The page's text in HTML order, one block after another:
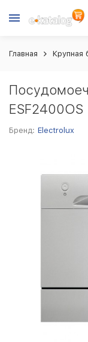
Главная Крупная
ESF2400OS
Бренд: Electrolux